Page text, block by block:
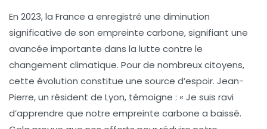
En 2023, la France a enregistré une diminution
significative de son empreinte carbone, signifiant une
avancée importante dans la lutte contre le
changement climatique. Pour de nombreux citoyens,
cette évolution constitue une source d’espoir. Jean-
Pierre, un résident de Lyon, témoigne : « Je suis ravi
d’apprendre que notre empreinte carbone a baissé.